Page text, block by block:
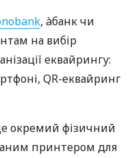
, àбанк чи
на вибір
еквайрингу:
QR-еквайринг
окремий фізичний
принтером для